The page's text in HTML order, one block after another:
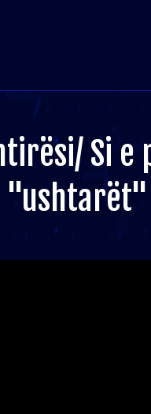
Si e